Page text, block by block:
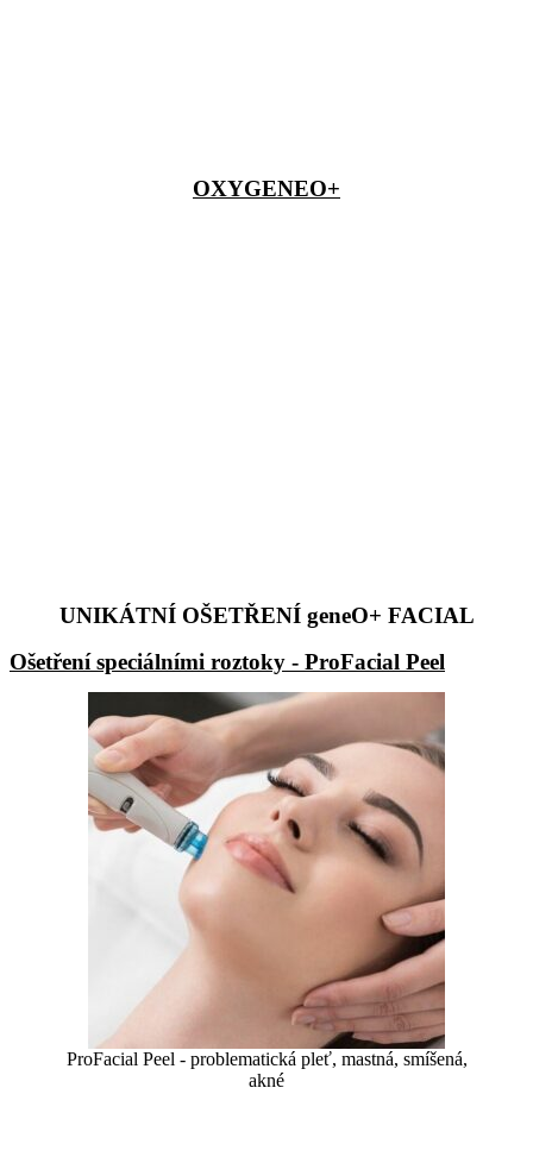
OXYGENEO+
UNIKÁTNÍ OŠETŘENÍ geneO+ FACIAL
Ošetření speciálními roztoky - ProFacial Peel
ProFacial Peel - problematická pleť, mastná, smíšená,
akné